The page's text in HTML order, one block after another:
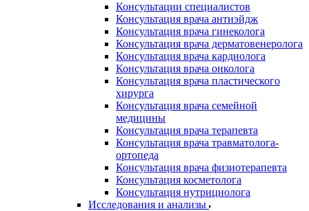
Консультации специалистов
Консультация врача антиэйдж
Консультация врача гинеколога
Консультация врача дерматовенеролога
Консультация врача кардиолога
Консультация врача онколога
Консультация врача пластического
хирурга
Консультация врача семейной
медицины
Консультация врача терапевта
Консультация врача травматолога-
ортопеда
Консультация врача физиотерапевта
Консультация косметолога
Консультация нутрициолога
Исследования и анализы